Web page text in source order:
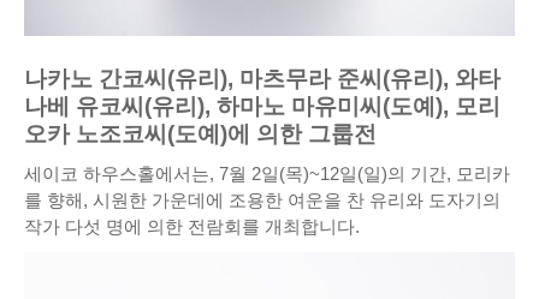
나카노 간코씨(유리), 마츠무라 준씨(유리), 와타
나베 유코씨(유리), 하마노 마유미씨(도예), 모리
오카 노조코씨(도예)에 의한 그룹전
세이코 하우스홀에서는, 7월 2일(목)~12일(일)의 기간, 모리카
를 향해, 시원한 가운데에 조용한 여운을 찬 유리와 도자기의
작가 다섯 명에 의한 전람회를 개최합니다.